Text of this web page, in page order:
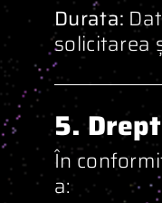
Durata:
solicitarea
5.
În
a: